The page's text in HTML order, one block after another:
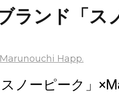
ランド「
ノーピーク」